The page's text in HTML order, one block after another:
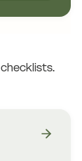
checklists.